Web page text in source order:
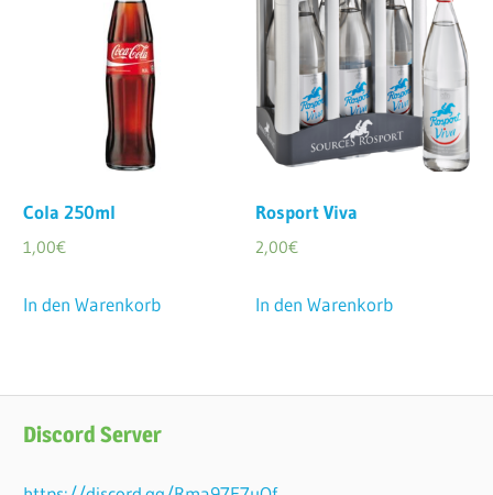
Cola 250ml
1,00€
In den Warenkorb
Rosport Viva
2,00€
In den Warenkorb
Discord Server